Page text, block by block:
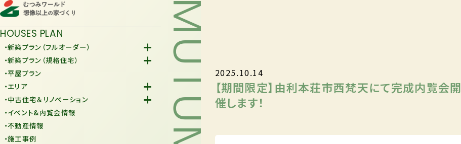
HOUSES PLAN
・新築プラン（フルオーダー）
-Fiore
・新築プラン（規格住宅）
-規格住宅
-KURAFIT
-JiU
・平屋プラン
・エリア
-潟上市
-由利本荘市
・中古住宅＆リノベーション
-中古住宅
-リノベーション
・イベント&内覧会情報
・不動産情報
・施工事例
2025.10.14
【期間限定】由利本荘市西梵天にて完成内覧会開
催します！